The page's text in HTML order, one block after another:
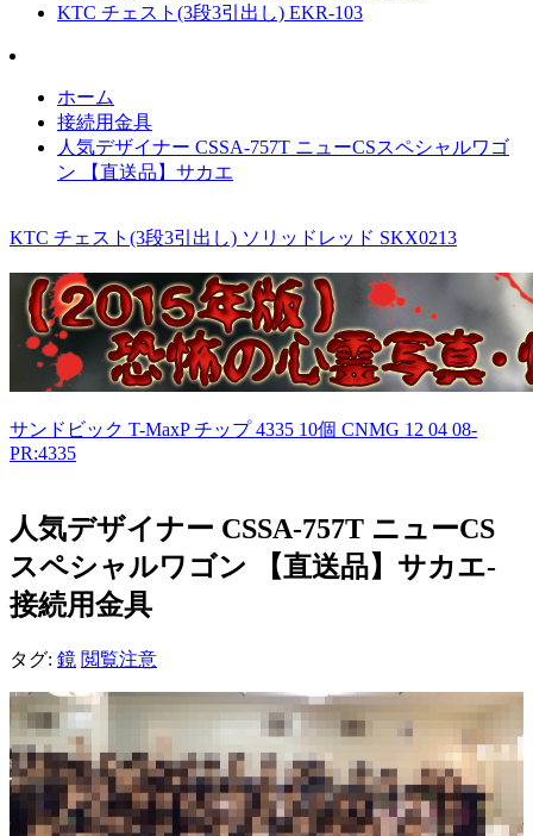
KTC チェスト(3段3引出し) EKR-103
ホーム
接続用金具
人気デザイナー CSSA-757T ニューCSスペシャルワゴ
ン 【直送品】サカエ
KTC チェスト(3段3引出し) ソリッドレッド SKX0213
サンドビック T-MaxP チップ 4335 10個 CNMG 12 04 08-
PR:4335
人気デザイナー CSSA-757T ニューCS
スペシャルワゴン 【直送品】サカエ-
接続用金具
タグ: 鏡 閲覧注意